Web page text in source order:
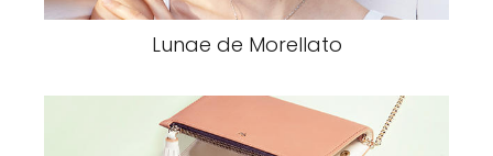
Lunae de Morellato